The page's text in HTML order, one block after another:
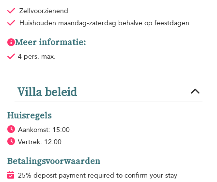
Zelfvoorzienend
Huishouden maandag-zaterdag behalve op feestdagen
Meer informatie:
4 pers. max.
Villa beleid
Huisregels
Aankomst: 15:00
Vertrek: 12:00
Betalingsvoorwaarden
25% deposit payment required to confirm your stay